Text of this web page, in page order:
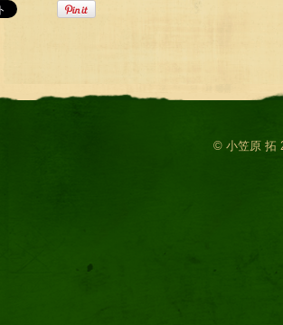
© 小笠原 拓